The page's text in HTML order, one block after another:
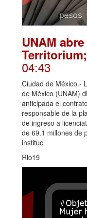
UNAM
04:43
Ciudad de México.-
de México (UNAM)
anticipada el
responsable de la
de ingreso a
de 69.1 millones de
instituc
Rio19